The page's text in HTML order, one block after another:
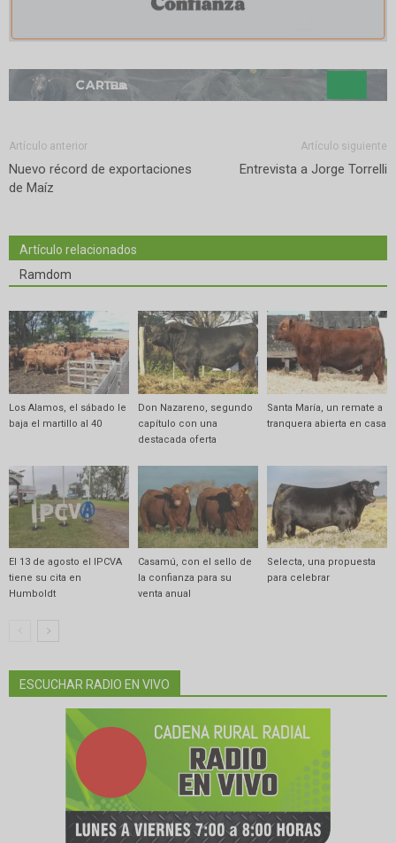
Artículo anterior
Nuevo récord de exportaciones
de Maíz
Artículo siguiente
Entrevista a Jorge Torrelli
Artículo relacionados
Ramdom
Los Alamos, el sábado le
baja el martillo al 40
Don Nazareno, segundo
capítulo con una
destacada oferta
Santa María, un remate a
tranquera abierta en casa
El 13 de agosto el IPCVA
tiene su cita en
Humboldt
Casamú, con el sello de
la confianza para su
venta anual
Selecta, una propuesta
para celebrar
ESCUCHAR RADIO EN VIVO